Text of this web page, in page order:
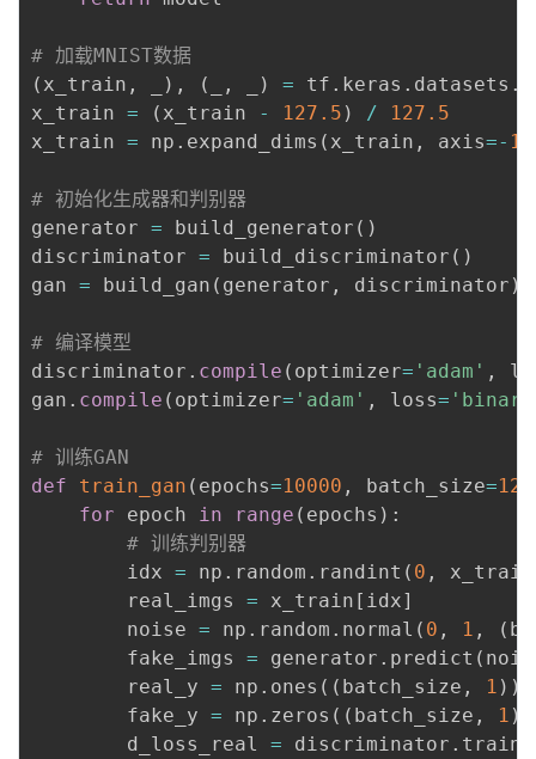
# 加载MNIST数据
( x_train , ) , ( , ) = tf . keras . datasets .
x_train = ( x_train - 127.5 ) /
127.5
x_train = np . expand_dims ( x_train , axis=- 1
# 初始化生成器和判别器
generator = build_generator ( )
discriminator = build_discriminator ( )
gan = build_gan ( generator , discriminator )
# 编译模型
discriminator . compile ( optimizer= 'adam' ,
gan . compile ( optimizer= 'adam' , loss=
# 训练GAN
def
train_gan ( epochs=10000 , batch_size=128
for epoch in range ( epochs ) :
# 训练判别器
        idx
= np . random . randint ( 0 , x_train
        real_imgs
= x_train [ idx]
        noise
= np . random . normal ( 0 , 1 , (
        fake_imgs
= generator . predict (
        real_y
= np . ones ( ( batch_size , 1 ) )
        fake_y
= np . zeros ( ( batch_size , 1 )
        d_loss_real
= discriminator .